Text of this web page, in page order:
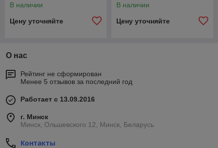
В наличии
Цену уточняйте
В наличии
Цену уточняйте
О нас
Рейтинг не сформирован
Менее 5 отзывов за последний год
Работает с 13.09.2016
г. Минск
Минск, Ольшевского 12, Минск, Беларусь
Контакты